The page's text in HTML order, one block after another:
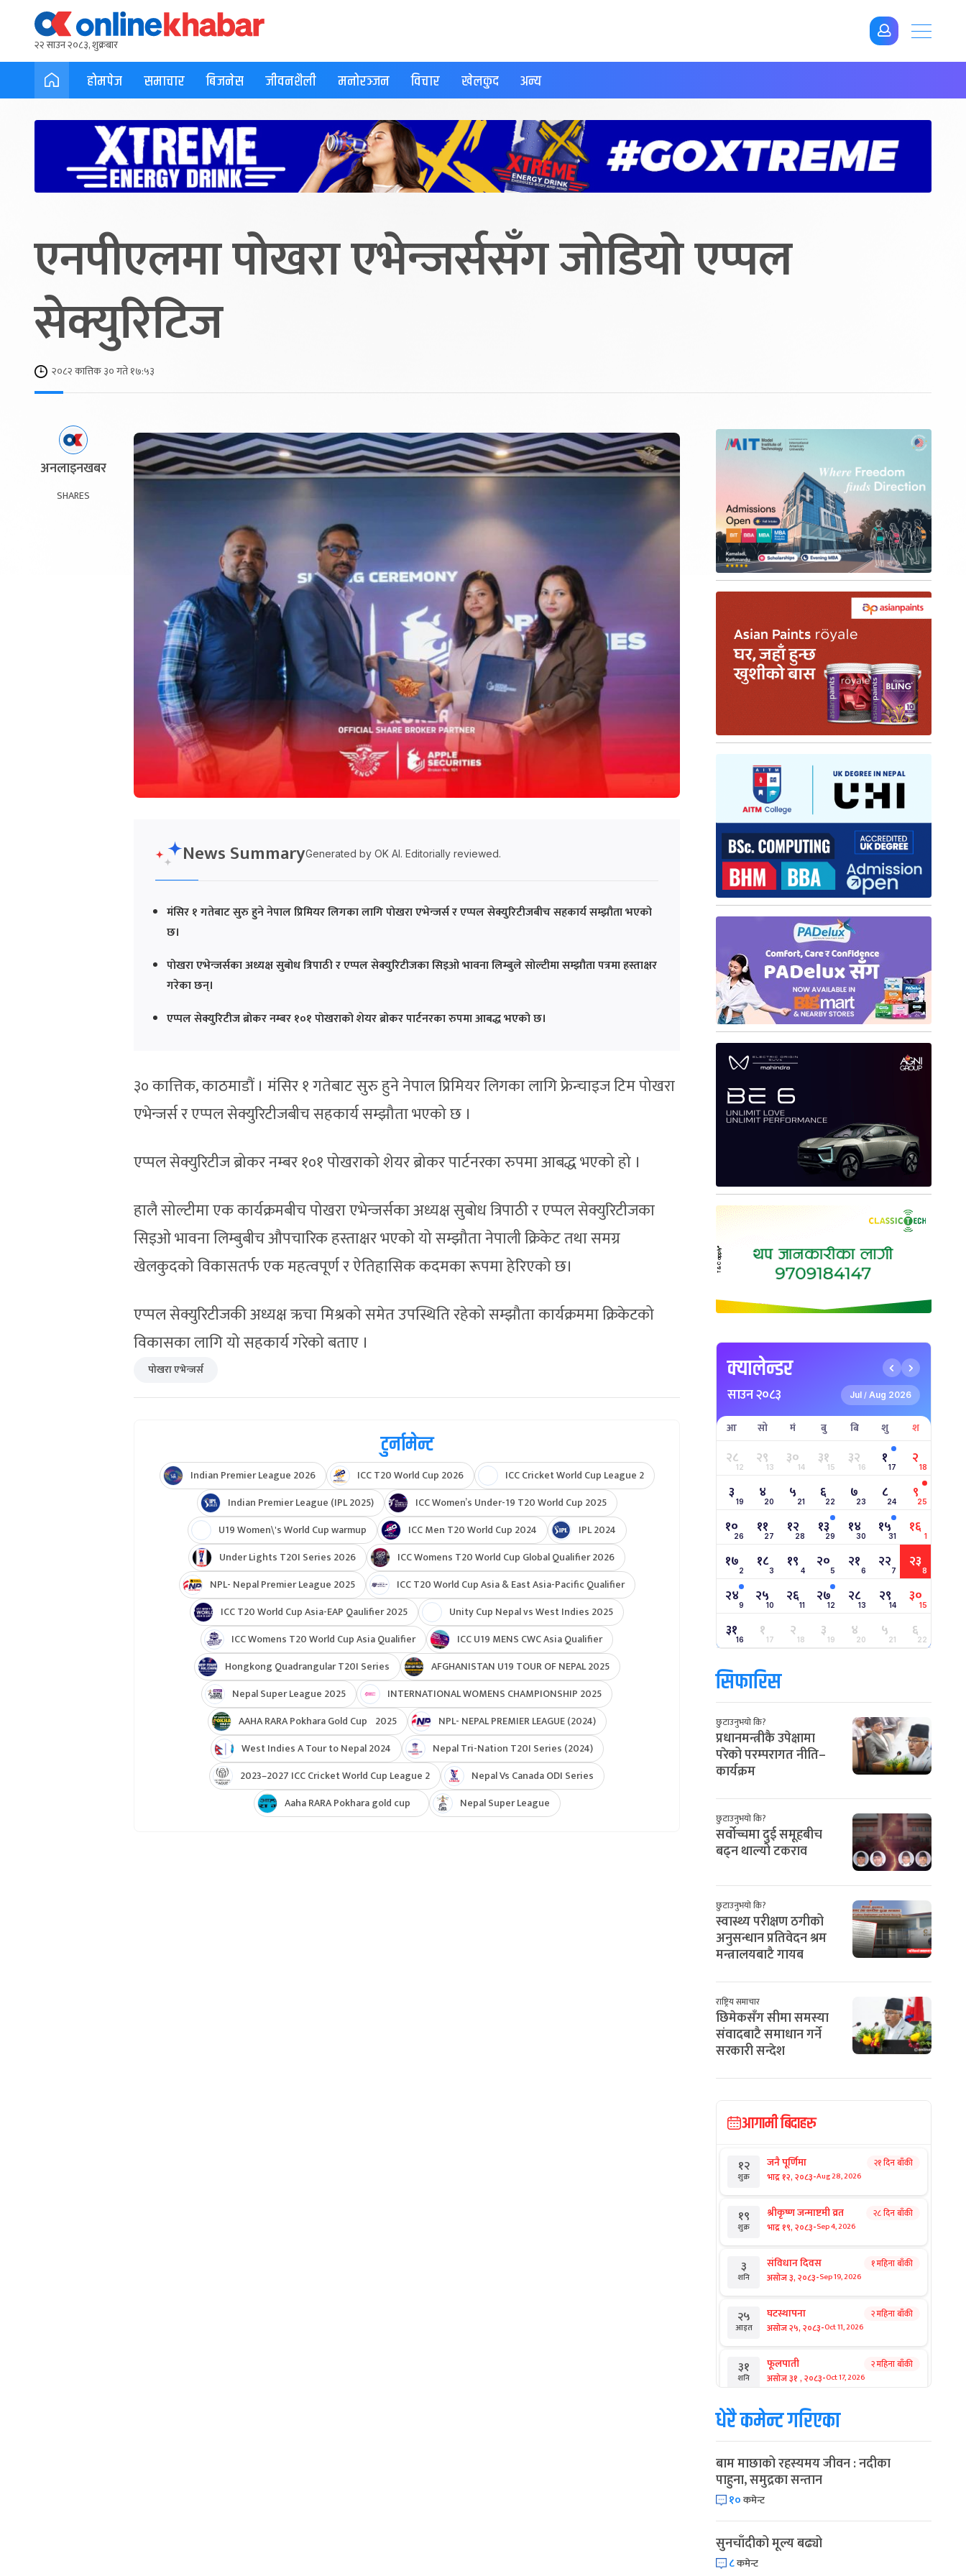
२२ साउन २०८३, शुक्रबार
होमपेज समाचार बिजनेस जीवनशैली मनोरञ्जन विचार खेलकुद अन्य
एनपीएलमा पोखरा एभेन्जर्ससँग जोडियो एप्पल
सेक्युरिटिज
२०८२ कात्तिक ३० गते १७:५३
अनलाइनखबर
SHARES
News SummaryGenerated by OK AI. Editorially reviewed.
मंसिर १ गतेबाट सुरु हुने नेपाल प्रिमियर लिगका लागि पोखरा एभेन्जर्स र एप्पल सेक्युरिटीजबीच सहकार्य सम्झौता भएको
छ।
पोखरा एभेन्जर्सका अध्यक्ष सुबोध त्रिपाठी र एप्पल सेक्युरिटीजका सिइओ भावना लिम्बुले सोल्टीमा सम्झौता पत्रमा हस्ताक्षर
गरेका छन्।
एप्पल सेक्युरिटीज ब्रोकर नम्बर १०१ पोखराको शेयर ब्रोकर पार्टनरका रुपमा आबद्ध भएको छ।
३० कात्तिक, काठमाडौं । मंसिर १ गतेबाट सुरु हुने नेपाल प्रिमियर लिगका लागि फ्रेन्चाइज टिम पोखरा
एभेन्जर्स र एप्पल सेक्युरिटीजबीच सहकार्य सम्झौता भएको छ ।
एप्पल सेक्युरिटीज ब्रोकर नम्बर १०१ पोखराको शेयर ब्रोकर पार्टनरका रुपमा आबद्ध भएको हो ।
हालै सोल्टीमा एक कार्यक्रमबीच पोखरा एभेन्जर्सका अध्यक्ष सुबोध त्रिपाठी र एप्पल सेक्युरिटीजका
सिइओ भावना लिम्बुबीच औपचारिक हस्ताक्षर भएको यो सम्झौता नेपाली क्रिकेट तथा समग्र
खेलकुदको विकासतर्फ एक महत्वपूर्ण र ऐतिहासिक कदमका रूपमा हेरिएको छ।
एप्पल सेक्युरिटीजकी अध्यक्ष ऋचा मिश्रको समेत उपस्थिति रहेको सम्झौता कार्यक्रममा क्रिकेटको
विकासका लागि यो सहकार्य गरेको बताए ।
क्यालेन्डर
साउन २०८३ Jul / Aug 2026
आ सो मं बु बि शु श
२८12 २९13 ३०14 ३१15 ३२16 १17 २18
३ 19 ४20 ५ 21 ६22 ७23 ८24 ९25
१०26 ११27 १२28 १३29 १४30 १५31 १६ 1
१७2 १८3 १९ 4 २०5 २१6 २२7 २३8
२४9 २५10 २६11 २७12 २८13 २९14 ३०15
३१16 १17 २18 ३19 ४20 ५21 ६22
सिफारिस
छुटाउनुभयो कि?
प्रधानमन्त्रीकै उपेक्षामा
परेको परम्परागत नीति–
कार्यक्रम
छुटाउनुभयो कि?
सर्वोच्चमा दुई समूहबीच
बढ्न थाल्यो टकराव
छुटाउनुभयो कि?
स्वास्थ्य परीक्षण ठगीको
अनुसन्धान प्रतिवेदन श्रम
मन्त्रालयबाटै गायब
राष्ट्रिय समाचार
छिमेकसँग सीमा समस्या
संवादबाटै समाधान गर्ने
सरकारी सन्देश
आगामी बिदाहरु
१२
शुक्र
जनै पूर्णिमा
भाद्र १२, २०८३-Aug 28, 2026
२१ दिन बाँकी
१९
शुक्र
श्रीकृष्ण जन्माष्टमी व्रत
भाद्र १९, २०८३-Sep 4, 2026
२८ दिन बाँकी
३
शनि
संविधान दिवस
असोज ३, २०८३-Sep 19, 2026
१ महिना बाँकी
२५
आइत
घटस्थापना
असोज २५, २०८३-Oct 11, 2026
२ महिना बाँकी
३१
शनि
फूलपाती
असोज ३१ , २०८३-Oct 17, 2026
२ महिना बाँकी
१
आइत
कार्तिक सङ्क्रान्ति
कार्तिक १, २०८३-Oct 18, 2026
३
मंगल
महानवमी
कार्तिक ३, २०८३-
२ महिना बाँकी
४
५
धेरै कमेन्ट गरिएका
बाम माछाको रहस्यमय जीवन : नदीका
पाहुना, समुद्रका सन्तान
१०कमेन्ट
सुनचाँदीको मूल्य बढ्यो
८कमेन्ट